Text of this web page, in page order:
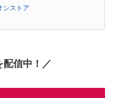
シストア
配信中！／